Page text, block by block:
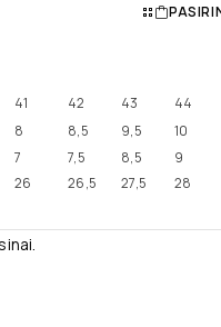
41 42 43
44
8 8,5 9,5
10
7 7,5 8,5
9
26 26,5 27,5 28